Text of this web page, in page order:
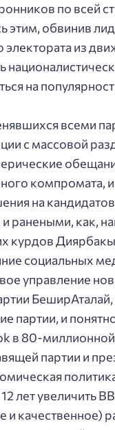
по всей
этим, обвинив
электората из
на
всеми
с массовой
компромата,
на
и ранеными, как,
курдов
социальных
управление
партии, и
в 80-
партии и
лет увеличить
и качественное)